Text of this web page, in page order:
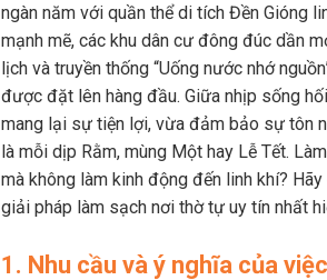
ngàn năm với quần thể di tích Đền Gióng
mạnh mẽ, các khu dân cư đông đúc dần
lịch và truyền thống “Uống nước nhớ
được đặt lên hàng đầu. Giữa nhịp sống
mang lại sự tiện lợi, vừa đảm bảo sự tôn
là mỗi dịp Rằm, mùng Một hay Lễ Tết.
mà không làm kinh động đến linh khí?
giải pháp làm sạch nơi thờ tự uy tín nhất
1. Nhu cầu và ý nghĩa của